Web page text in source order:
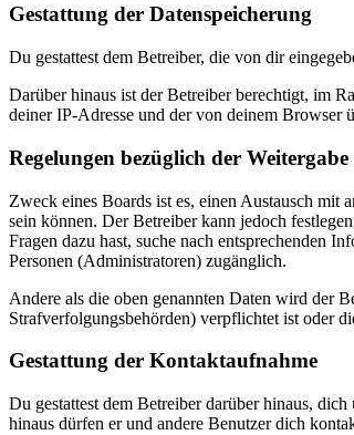
Gestattung der Datenspeicherung
Du gestattest dem Betreiber, die von dir
Darüber hinaus ist der Betreiber berechtigt, im
deiner IP-Adresse und der von deinem Browser
Regelungen bezüglich der
Zweck eines Boards ist es, einen Austausch mit
sein können. Der Betreiber kann jedoch
Fragen dazu hast, suche nach entsprechenden
Personen (Administratoren) zugänglich.
Andere als die oben genannten Daten wird der
Strafverfolgungsbehörden) verpflichtet ist oder
Gestattung der Kontaktaufnahme
Du gestattest dem Betreiber darüber hinaus,
hinaus dürfen er und andere Benutzer dich